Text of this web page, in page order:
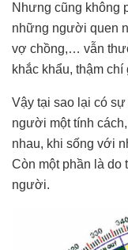
Nhưng cũng không
những người quen
vợ chồng,… vẫn
khắc khẩu, thậm chí
Vậy tại sao lại có
người một tính
nhau, khi sống với
Còn một phần là do
người.